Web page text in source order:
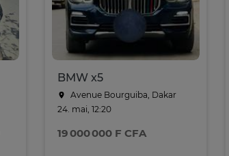
BMW x5
Avenue Bourguiba, Dakar
24. mai, 12:20
19 000 000 F CFA